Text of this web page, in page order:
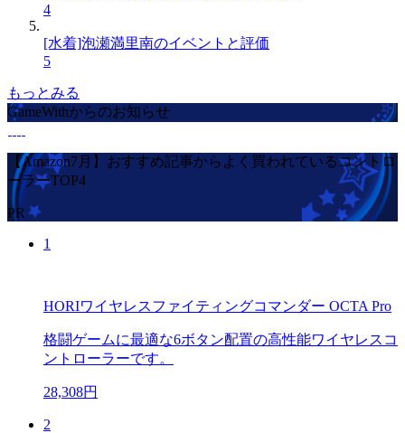
4
[水着]泡瀬満里南のイベントと評価
5
もっとみる
GameWithからのお知らせ
【Amazon7月】おすすめ記事からよく買われているコントロ
ーラーTOP4
PR
1
HORIワイヤレスファイティングコマンダー OCTA Pro
格闘ゲームに最適な6ボタン配置の高性能ワイヤレスコ
ントローラーです。
28,308円
2